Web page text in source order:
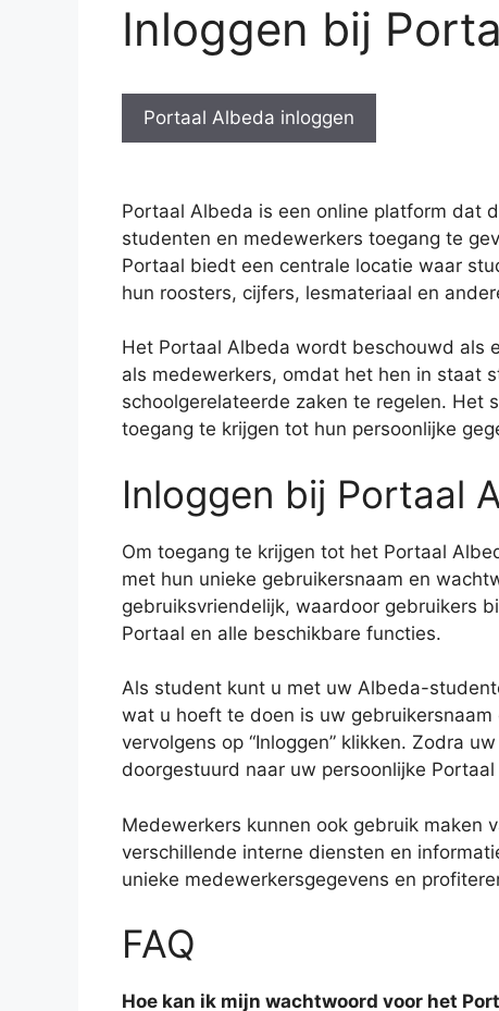
Inloggen bij
Portaal Albeda inloggen
Portaal Albeda is een online platform dat
studenten en medewerkers toegang te
Portaal biedt een centrale locatie waar
hun roosters, cijfers, lesmateriaal en
Het Portaal Albeda wordt beschouwd als
als medewerkers, omdat het hen in staat
schoolgerelateerde zaken te regelen. Het
toegang te krijgen tot hun persoonlijke
Inloggen bij Portaal
Om toegang te krijgen tot het Portaal
met hun unieke gebruikersnaam en
gebruiksvriendelijk, waardoor gebruikers
Portaal en alle beschikbare functies.
Als student kunt u met uw Albeda-
wat u hoeft te doen is uw
vervolgens op “Inloggen” klikken. Zodra
doorgestuurd naar uw persoonlijke
Medewerkers kunnen ook gebruik maken
verschillende interne diensten en
unieke medewerkersgegevens en
FAQ
Hoe kan ik mijn wachtwoord voor het